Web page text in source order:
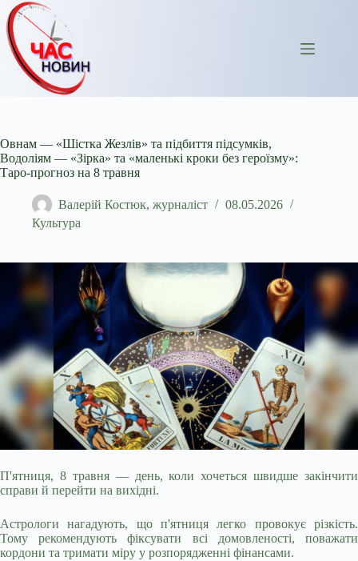
Перейти
до
вмісту
Овнам — «Шістка Жезлів» та підбиття підсумків,
Водоліям — «Зірка» та «маленькі кроки без героїзму»:
Таро-прогноз на 8 травня
Валерій Костюк, журналіст
08.05.2026
Культура
П'ятниця, 8 травня — день, коли хочеться швидше закінчити
справи й перейти на вихідні.
Астрологи нагадують, що п'ятниця легко провокує різкість.
Томурекомендують фіксувати всі домовленості, поважати
кордони та тримати міру у розпорядженні фінансами.